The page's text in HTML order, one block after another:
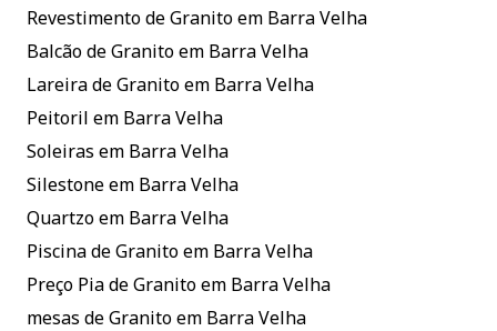
Revestimento de Granito em Barra Velha
Balcão de Granito em Barra Velha
Lareira de Granito em Barra Velha
Peitoril em Barra Velha
Soleiras em Barra Velha
Silestone em Barra Velha
Quartzo em Barra Velha
Piscina de Granito em Barra Velha
Preço Pia de Granito em Barra Velha
mesas de Granito em Barra Velha